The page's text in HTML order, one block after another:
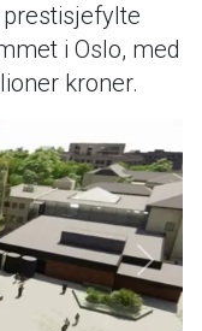
i Oslo, med
kroner.
Next